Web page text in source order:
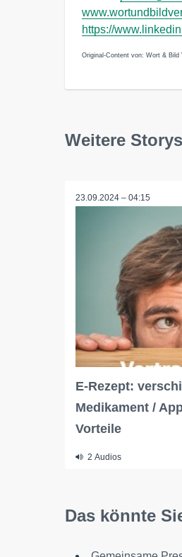
https://
Original-Content von: Wort & Bild
Weitere
23.09.2024 – 04:15
E-Rezept:
Medikament /
Vorteile
2 Audios
Das könnte